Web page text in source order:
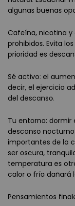
algunas buenas
Cafeína, nicotina y
prohibidos. Evita
prioridad es
Sé activo: el
decir, el ejercicio
del descanso.
Tu entorno: dormir
descanso
importantes de la
ser oscura,
temperatura es
calor o frío dañará
Pensamientos